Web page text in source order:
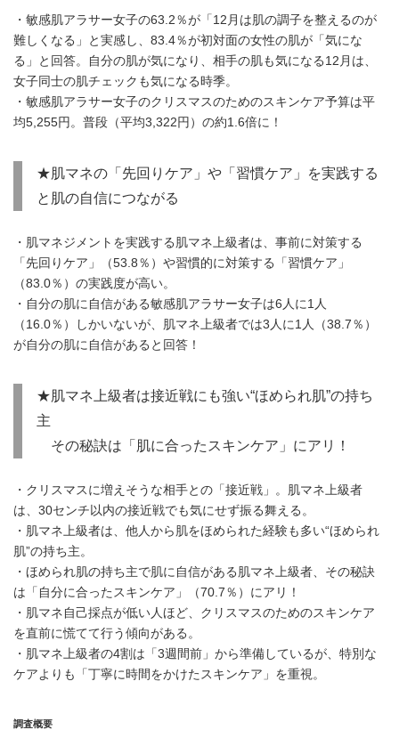
・敏感肌アラサー女子の63.2％が「12月は肌の調子を整えるのが
難しくなる」と実感し、83.4％が初対面の女性の肌が「気にな
る」と回答。自分の肌が気になり、相手の肌も気になる12月は、
女子同士の肌チェックも気になる時季。
・敏感肌アラサー女子のクリスマスのためのスキンケア予算は平
均5,255円。普段（平均3,322円）の約1.6倍に！
★肌マネの「先回りケア」や「習慣ケア」を実践する
と肌の自信につながる
・肌マネジメントを実践する肌マネ上級者は、事前に対策する
「先回りケア」（53.8％）や習慣的に対策する「習慣ケア」
（83.0％）の実践度が高い。
・自分の肌に自信がある敏感肌アラサー女子は6人に1人
（16.0％）しかいないが、肌マネ上級者では3人に1人（38.7％）
が自分の肌に自信があると回答！
★肌マネ上級者は接近戦にも強い“ほめられ肌”の持ち
主
その秘訣は「肌に合ったスキンケア」にアリ！
・クリスマスに増えそうな相手との「接近戦」。肌マネ上級者
は、30センチ以内の接近戦でも気にせず振る舞える。
・肌マネ上級者は、他人から肌をほめられた経験も多い“ほめられ
肌”の持ち主。
・ほめられ肌の持ち主で肌に自信がある肌マネ上級者、その秘訣
は「自分に合ったスキンケア」（70.7％）にアリ！
・肌マネ自己採点が低い人ほど、クリスマスのためのスキンケア
を直前に慌てて行う傾向がある。
・肌マネ上級者の4割は「3週間前」から準備しているが、特別な
ケアよりも「丁寧に時間をかけたスキンケア」を重視。
調査概要